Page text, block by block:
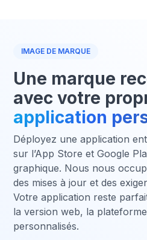
IMAGE DE MARQUE
Une marque
avec votre
application
Déployez une application
sur l’App Store et Google
graphique. Nous nous
des mises à jour et des
Votre application reste
la version web, la
personnalisés.